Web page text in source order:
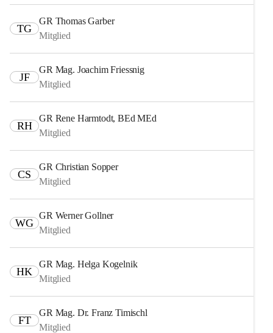
TG
GR Thomas Garber
Mitglied
JF
GR Mag. Joachim Friessnig
Mitglied
RH
GR Rene Harmtodt, BEd MEd
Mitglied
CS
GR Christian Sopper
Mitglied
WG
GR Werner Gollner
Mitglied
HK
GR Mag. Helga Kogelnik
Mitglied
FT
GR Mag. Dr. Franz Timischl
Mitglied